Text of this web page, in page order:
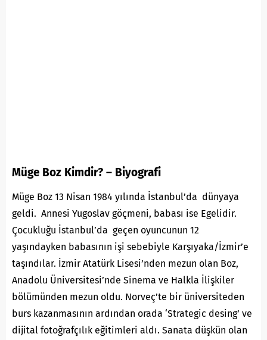
Müge Boz Kimdir? – Biyografi
Müge Boz 13 Nisan 1984 yılında İstanbul’da dünyaya
geldi. Annesi Yugoslav göçmeni, babası ise Egelidir.
Çocukluğu İstanbul’da geçen oyuncunun 12
yaşındayken babasının işi sebebiyle Karşıyaka/İzmir’e
taşındılar. İzmir Atatürk Lisesi’nden mezun olan Boz,
Anadolu Üniversitesi’nde Sinema ve Halkla İlişkiler
bölümünden mezun oldu. Norveç’te bir üniversiteden
burs kazanmasının ardından orada ‘Strategic desing’ ve
dijital fotoğrafçılık eğitimleri aldı. Sanata düşkün olan